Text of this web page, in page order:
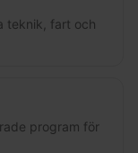
teknik, fart och
program för